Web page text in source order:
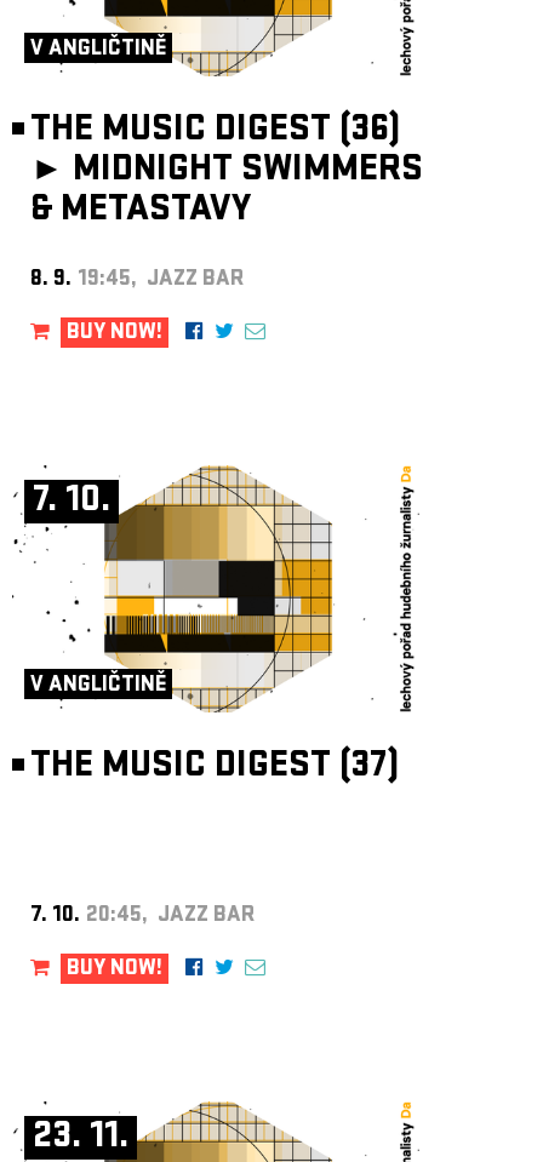
V ANGLIČTINĚ
THE MUSIC DIGEST (36)
► MIDNIGHT SWIMMERS
& METASTAVY
8. 9. 19:45, JAZZ BAR
BUY NOW!
7. 10.
V ANGLIČTINĚ
THE MUSIC DIGEST (37)
7. 10. 20:45, JAZZ BAR
BUY NOW!
23. 11.